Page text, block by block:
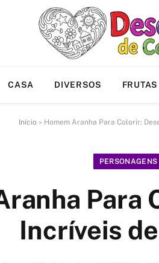
CASA DIVERSOS FRUTAS
Início » Homem Aranha Para Colorir:
PERSONAGENS
Para
Incríveis